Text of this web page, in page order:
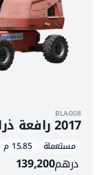
BLA-008
2017 رافعة ذراع تلسكوبية دفع رباعي ديزل جي إل جي 460SJ
مستعملة 15.85 م
درهم139,200